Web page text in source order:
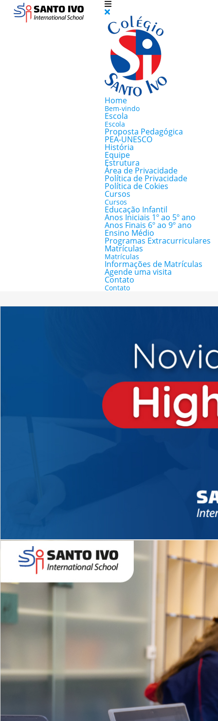
Home
Bem-vindo
Escola
Escola
Proposta Pedagógica
PEA-UNESCO
História
Equipe
Estrutura
Área de Privacidade
Política de Privacidade
Política de Cokies
Cursos
Cursos
Educação Infantil
Anos Iniciais 1º ao 5º ano
Anos Finais 6º ao 9º ano
Ensino Médio
Programas Extracurriculares
Matrículas
Matrículas
Informações de Matrículas
Agende uma visita
Contato
Contato
Novidades 2026 High School
EDUCAÇÃO INFANTIL
Inglês todos os dias
MÉDIO
igh School
Dupla Diplomação